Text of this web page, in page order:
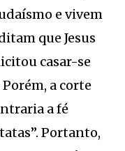
e vivem
que Jesus
casar-se
a corte
a fé
Portanto,